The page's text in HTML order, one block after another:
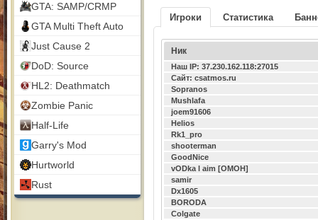
GTA: SAMP/CRMP
GTA Multi Theft Auto
Just Cause 2
DoD: Source
HL2: Deathmatch
Zombie Panic
Half-Life
Garry's Mod
Hurtworld
Rust
Игроки Статистика
Ник
Наш IP: 37.230.162.118:27015
Сайт: csatmos.ru
Sopranos
Mushlafa
joem91606
Helios
Rk1_pro
shooterman
GoodNice
vODka l aim [ОМОН]
samir
Dx1605
BORODA
Colgate